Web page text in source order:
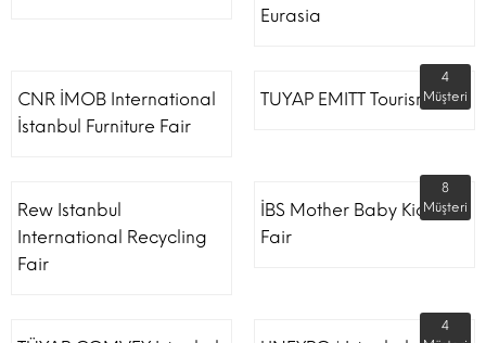
Eurasia
CNR İMOB International
İstanbul Furniture Fair
TUYAP EMITT Tourism Fair
4
Müşteri
Rew Istanbul
International Recycling
Fair
İBS Mother Baby Kids
Fair
8
Müşteri
4